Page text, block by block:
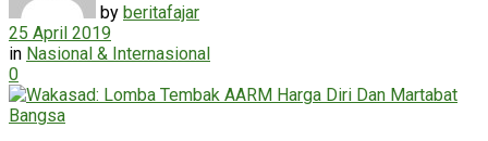
by beritafajar
25 April 2019
in Nasional & Internasional
0